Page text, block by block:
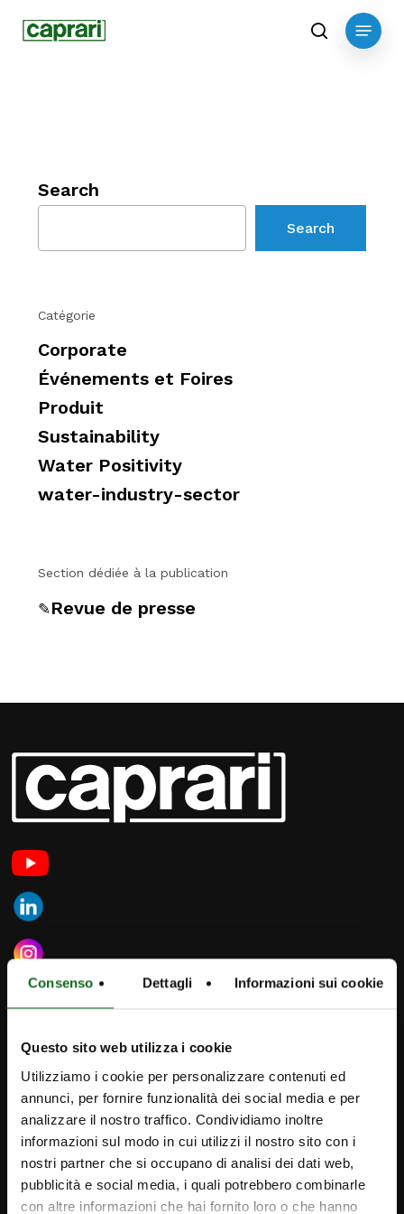
Consenso Dettagli Informazioni sui cookie
Questo sito web utilizza i cookie
Utilizziamo i cookie per personalizzare contenuti ed
annunci, per fornire funzionalità dei social media e per
analizzare il nostro traffico. Condividiamo inoltre
informazioni sul modo in cui utilizzi il nostro sito con i
nostri partner che si occupano di analisi dei dati web,
pubblicità e social media, i quali potrebbero combinarle
con altre informazioni che hai fornito loro o che hanno
search
Menu
Search
Search
Catégorie
Corporate
Événements et Foires
Produit
Sustainability
Water Positivity
water-industry-sector
Section dédiée à la publication
✎Revue de presse
Newsletter
Contacts
Caprari Pompes FR
info@caprari.it